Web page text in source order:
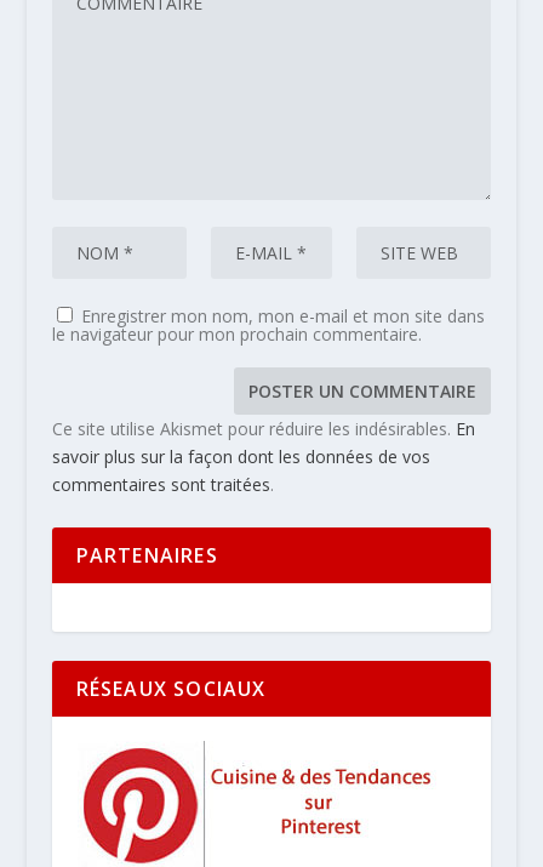
Enregistrer mon nom, mon e-mail et mon site dans
le navigateur pour mon prochain commentaire.
Ce site utilise Akismet pour réduire les indésirables. En
savoir plus sur la façon dont les données de vos
commentaires sont traitées.
PARTENAIRES
RÉSEAUX SOCIAUX